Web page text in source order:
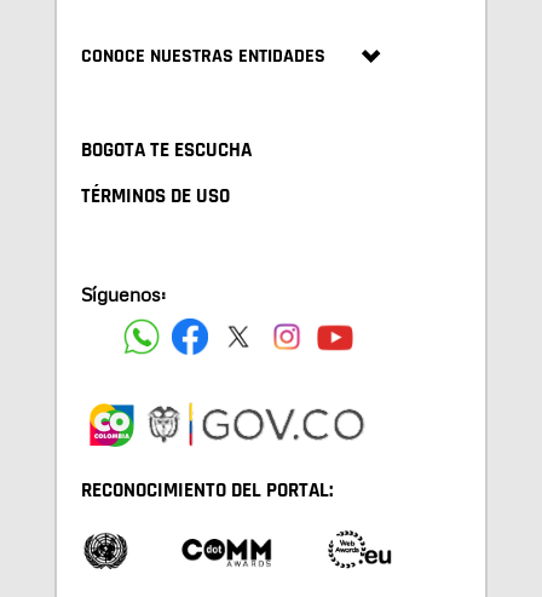
CONOCE NUESTRAS ENTIDADES
BOGOTA TE ESCUCHA
TÉRMINOS DE USO
Síguenos:
RECONOCIMIENTO DEL PORTAL: